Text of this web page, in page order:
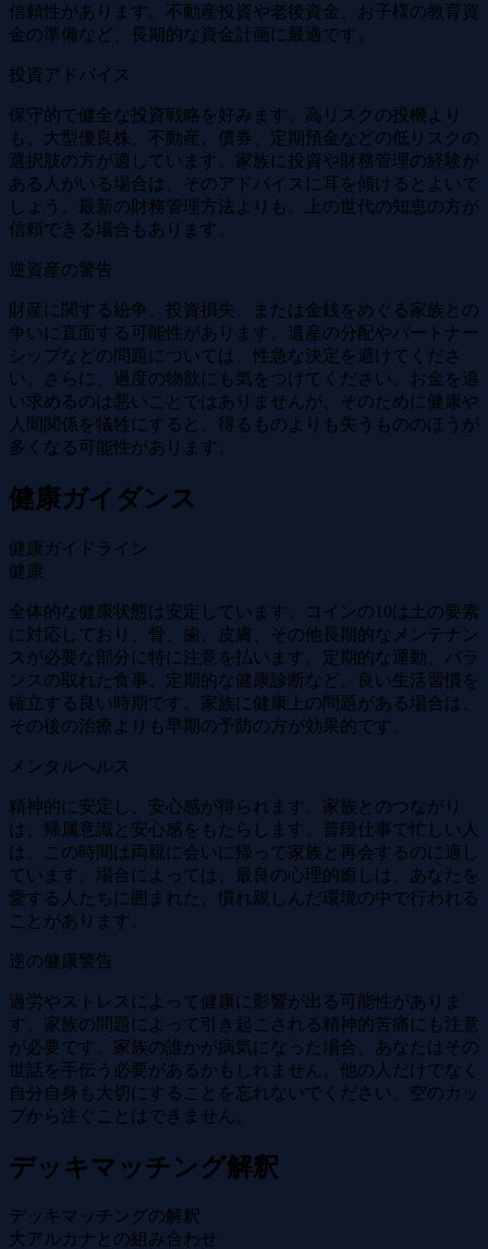
信頼性があります。不動産投資や老後資金、お子様の教育資
金の準備など、長期的な資金計画に最適です。
投資アドバイス
保守的で健全な投資戦略を好みます。高リスクの投機より
も、大型優良株、不動産、債券、定期預金などの低リスクの
選択肢の方が適しています。家族に投資や財務管理の経験が
ある人がいる場合は、そのアドバイスに耳を傾けるとよいで
しょう。最新の財務管理方法よりも、上の世代の知恵の方が
信頼できる場合もあります。
逆資産の警告
財産に関する紛争、投資損失、または金銭をめぐる家族との
争いに直面する可能性があります。遺産の分配やパートナー
シップなどの問題については、性急な決定を避けてくださ
い。さらに、過度の物欲にも気をつけてください。お金を追
い求めるのは悪いことではありませんが、そのために健康や
人間関係を犠牲にすると、得るものよりも失うもののほうが
多くなる可能性があります。
健康ガイダンス
健康ガイドライン
健康
全体的な健康状態は安定しています。コインの10は土の要素
に対応しており、骨、歯、皮膚、その他長期的なメンテナン
スが必要な部分に特に注意を払います。定期的な運動、バラ
ンスの取れた食事、定期的な健康診断など、良い生活習慣を
確立する良い時期です。家族に健康上の問題がある場合は、
その後の治療よりも早期の予防の方が効果的です。
メンタルヘルス
精神的に安定し、安心感が得られます。家族とのつながり
は、帰属意識と安心感をもたらします。普段仕事で忙しい人
は、この時間は両親に会いに帰って家族と再会するのに適し
ています。場合によっては、最良の心理的癒しは、あなたを
愛する人たちに囲まれた、慣れ親しんだ環境の中で行われる
ことがあります。
逆の健康警告
過労やストレスによって健康に影響が出る可能性がありま
す。家族の問題によって引き起こされる精神的苦痛にも注意
が必要です。家族の誰かが病気になった場合、あなたはその
世話を手伝う必要があるかもしれません。他の人だけでなく
自分自身も大切にすることを忘れないでください。空のカッ
プから注ぐことはできません。
デッキマッチング解釈
デッキマッチングの解釈
大アルカナとの組み合わせ